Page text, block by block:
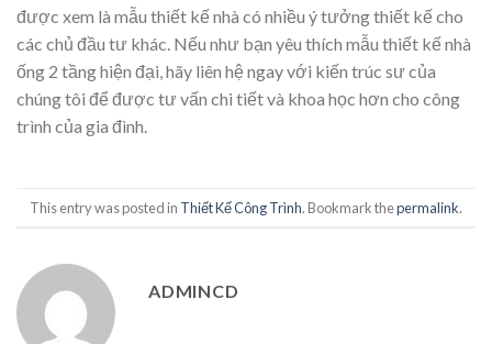
được xem là mẫu thiết kế nhà có nhiều ý tưởng thiết kế cho
các chủ đầu tư khác. Nếu như bạn yêu thích mẫu thiết kế nhà
ống 2 tầng hiện đại, hãy liên hệ ngay với kiến trúc sư của
chúng tôi để được tư vấn chi tiết và khoa học hơn cho công
trình của gia đình.
This entry was posted in Thiết Kế Công Trình. Bookmark thepermalink.
ADMINCD